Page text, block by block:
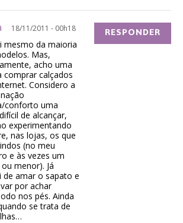
18/11/2011 - 00h18
mesmo da maioria
Mas,
acho uma
comprar calçados
Considero a
conforto uma
de alcançar,
experimentando
nas lojas, os que
(no meu
e às vezes um
menor). Já
de amar o sapato e
por achar
nos pés. Ainda
se trata de
RESPONDER